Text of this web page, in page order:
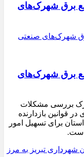
برق شهرک‌های
برق شهرک‌های
بررسی مشکلات
قوانین بازدارنده
برای تسهیل امور